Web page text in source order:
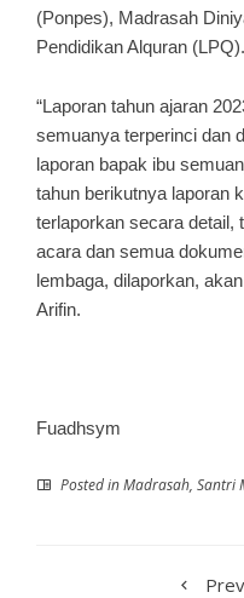
(Ponpes), Madrasah
Pendidikan Alquran (LPQ).
“Laporan tahun ajaran
semuanya terperinci dan
laporan bapak ibu
tahun berikutnya laporan
terlaporkan secara detail,
acara dan semua
lembaga, dilaporkan,
Arifin.
Fuadhsym
Posted inMadrasah, Santri
Prev